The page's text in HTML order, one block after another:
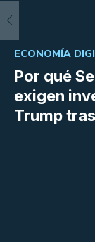
Por qué
exigen
Trump
ECONOMÍA